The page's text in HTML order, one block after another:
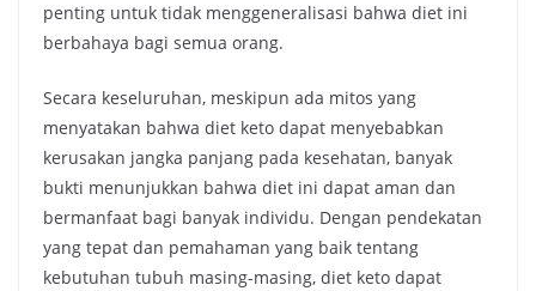
penting untuk tidak menggeneralisasi bahwa diet ini
berbahaya bagi semua orang.
Secara keseluruhan, meskipun ada mitos yang
menyatakan bahwa diet keto dapat menyebabkan
kerusakan jangka panjang pada kesehatan, banyak
bukti menunjukkan bahwa diet ini dapat aman dan
bermanfaat bagi banyak individu. Dengan pendekatan
yang tepat dan pemahaman yang baik tentang
kebutuhan tubuh masing-masing, diet keto dapat